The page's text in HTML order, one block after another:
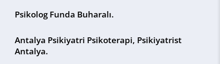
Psikolog Funda Buharalı.
Antalya Psikiyatri Psikoterapi, Psikiyatrist
Antalya.